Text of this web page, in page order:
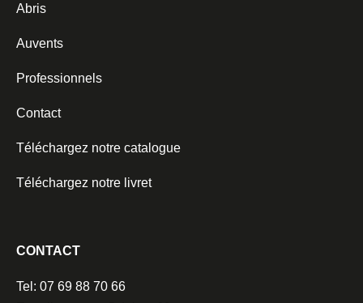
Abris
Auvents
Professionnels
Contact
Téléchargez notre catalogue
Téléchargez notre livret
CONTACT
Tel: 07 69 88 70 66